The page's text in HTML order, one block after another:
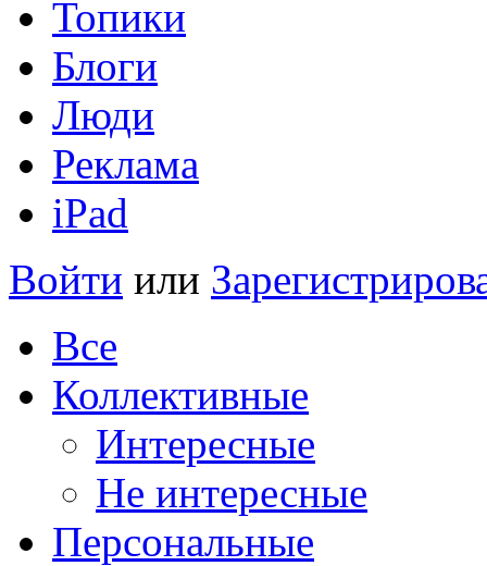
Топики
Блоги
Люди
Реклама
iPad
Войти или
Все
Коллективные
Интересные
Не интересные
Персональные